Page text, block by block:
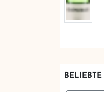
BELIEBTE